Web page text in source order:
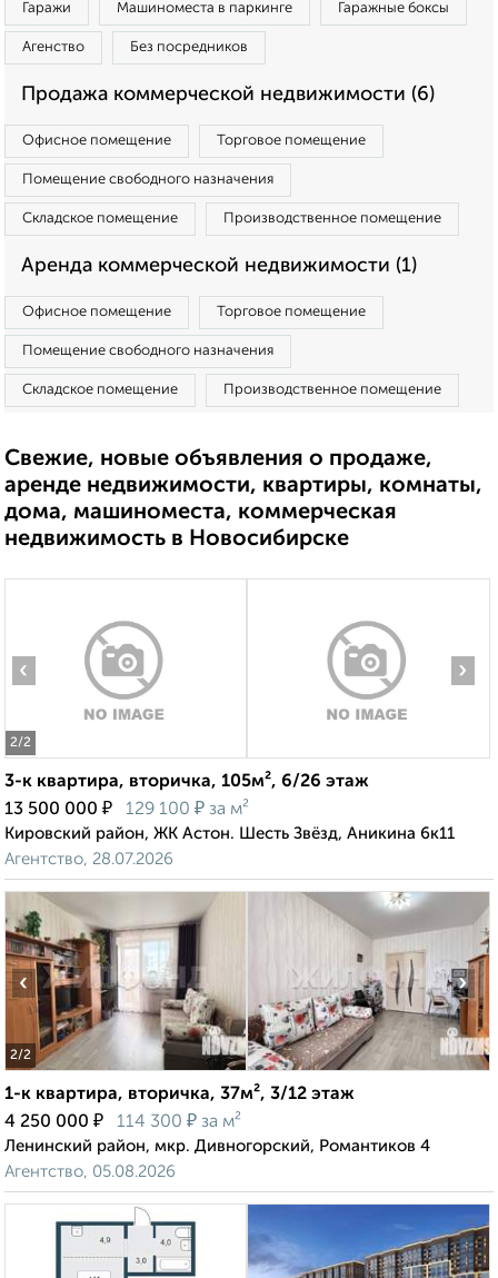
Гаражи Машиноместа в паркинге Гаражные боксы
Агенство Без посредников
Продажа коммерческой недвижимости (6)
Офисное помещение Торговое помещение
Помещение свободного назначения
Складское помещение Производственное помещение
Аренда коммерческой недвижимости (1)
Офисное помещение Торговое помещение
Помещение свободного назначения
Складское помещение Производственное помещение
Свежие, новые объявления о продаже,
аренде недвижимости, квартиры, комнаты,
дома, машиноместа, коммерческая
недвижимость в Новосибирске
2/2
‹ ›
3-к квартира, вторичка, 105м², 6/26 этаж
13 500 000 ₽ 129 100 ₽ за м²
Кировский район, ЖК Астон. Шесть Звёзд, Аникина 6к11
Агентство, 28.07.2026
2/2
‹ ›
1-к квартира, вторичка, 37м², 3/12 этаж
4 250 000 ₽ 114 300 ₽ за м²
Ленинский район, мкр. Дивногорский, Романтиков 4
Агентство, 05.08.2026